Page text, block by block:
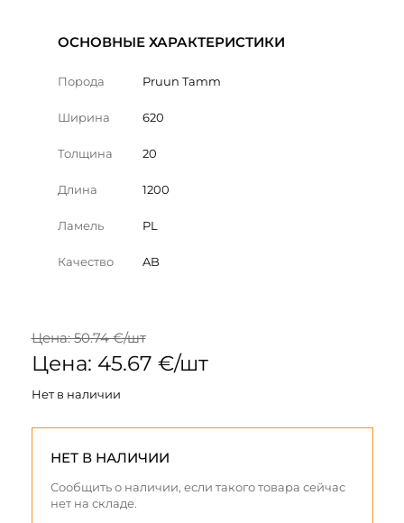
ОСНОВНЫЕ ХАРАКТЕРИСТИКИ
Порода Pruun Tamm
Ширина 620
Толщина 20
Длина 1200
Ламель PL
Качество AB
Цена: 50.74 €/шт
Цена: 45.67 €/шт
Нет в наличии
НЕТ В НАЛИЧИИ
Сообщить о наличии, если такого товара сейчас
нет на складе.